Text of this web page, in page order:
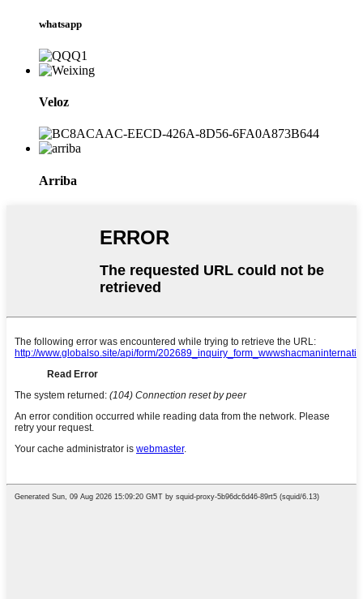
whatsapp
Veloz
Arriba